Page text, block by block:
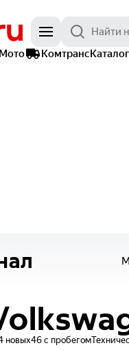
Мото КомтрансКаталог
новых46 с пробегом